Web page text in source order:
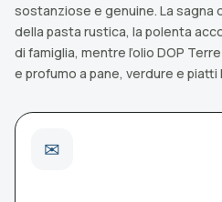
sostanziose e genuine. La sagna
della pasta rustica, la polenta
di famiglia, mentre l’olio DOP
e profumo a pane, verdure e piatti